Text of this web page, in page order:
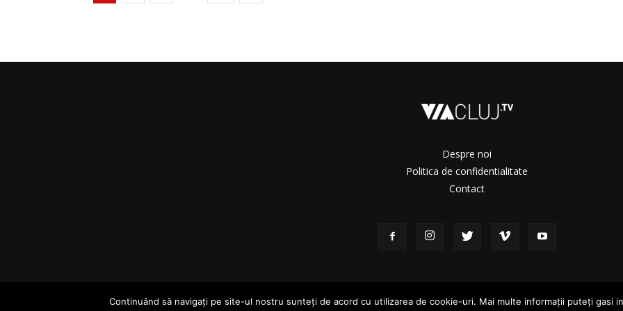
Despre noi
Politica de confidentialitate
Contact
Continuând să navigați pe site-ul nostru sunteți de acord cu utilizarea de cookie-uri. Mai multe informații puteți gasi in